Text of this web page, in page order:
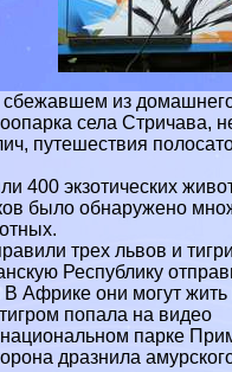
из
села Стричава,
путешествия
400 экзотических
было обнаружено
трех львов и
Республику
Африке они могут жить
попала на видео
парке
дразнила